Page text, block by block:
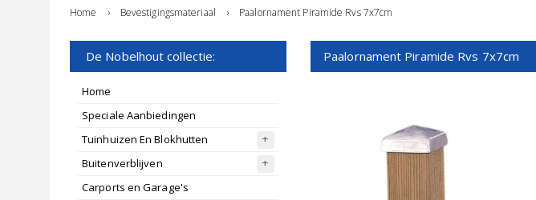
Home › Bevestigingsmateriaal › Paalornament Piramide Rvs 7x7cm
De Nobelhout collectie:
Home
Speciale Aanbiedingen
Tuinhuizen En Blokhutten
Buitenverblijven
Carports en Garage's
Paalornament Piramide Rvs 7x7cm